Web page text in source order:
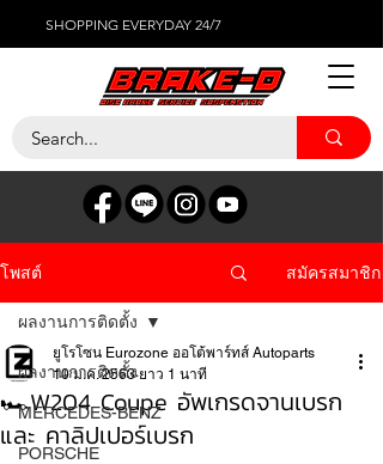
SHOPPING EVERYDAY 24/7
โพสต์ สมัครสมาชิก
ผลงานการติดตั้ง
MERCEDES-BENZ
PORSCHE
ผลงานการติดตั้ง
🏎W204 Coupe อัพเกรดจานเบรก
และ คาลิปเปอร์เบรก
ยูโรโซน Eurozone ออโต้พาร์ทส์ Autoparts
10 ม.ค. 2563 ยาว 1 นาที